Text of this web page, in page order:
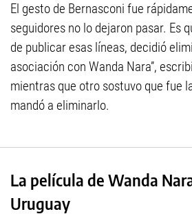
El gesto de Bernasconi fue
seguidores no lo dejaron pasar. Es
de publicar esas líneas, decidió
asociación con Wanda Nara”,
mientras que otro sostuvo que fue
mandó a eliminarlo.
La película de Wanda
Uruguay